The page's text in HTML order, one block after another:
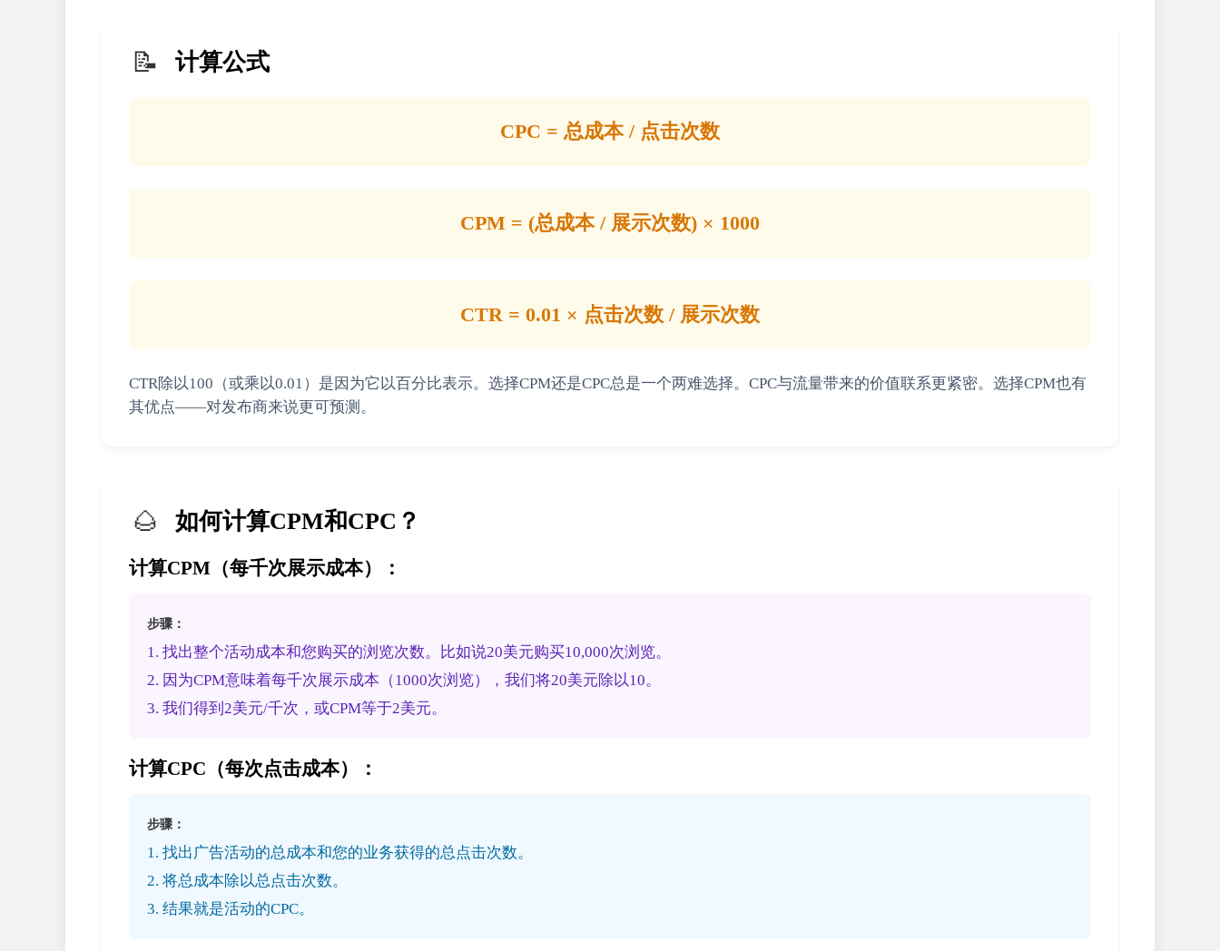
📝 计算公式
CPC = 总成本 / 点击次数
CPM = (总成本 / 展示次数) × 1000
CTR = 0.01 × 点击次数 / 展示次数
CTR除以100（或乘以0.01）是因为它以百分比表示。选择CPM还是CPC总是一个两难选择。CPC与流量带来的价值联系更紧密。选择CPM也有
其优点——对发布商来说更可预测。
🌰 如何计算CPM和CPC？
计算CPM（每千次展示成本）：
步骤：
1. 找出整个活动成本和您购买的浏览次数。比如说20美元购买10,000次浏览。
2. 因为CPM意味着每千次展示成本（1000次浏览），我们将20美元除以10。
3. 我们得到2美元/千次，或CPM等于2美元。
计算CPC（每次点击成本）：
步骤：
1. 找出广告活动的总成本和您的业务获得的总点击次数。
2. 将总成本除以总点击次数。
3. 结果就是活动的CPC。